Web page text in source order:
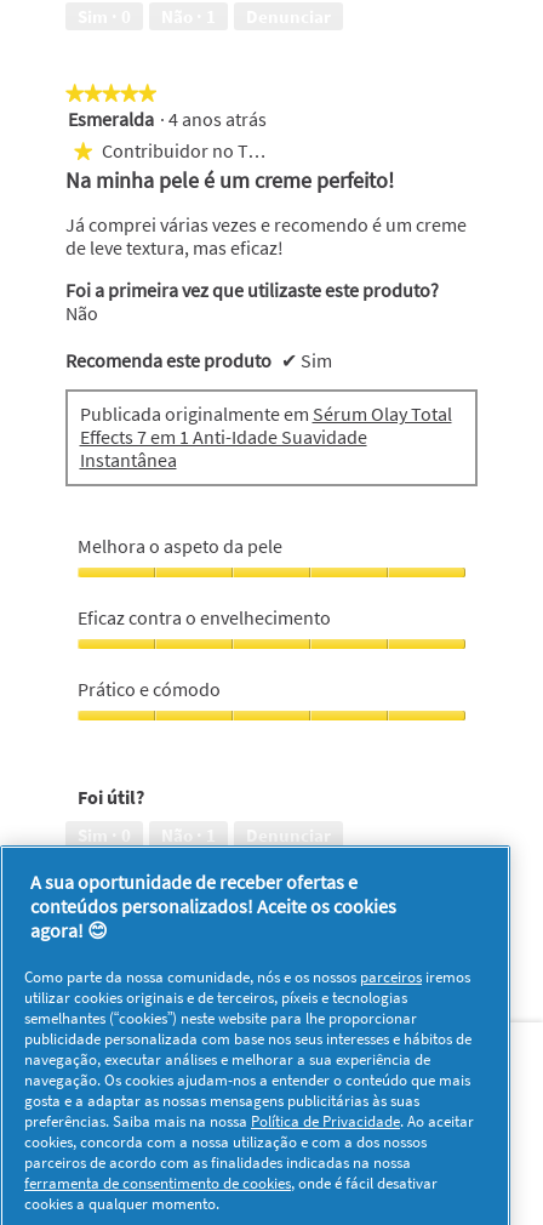
★★★★★
★★★★★
5
em
estrelas.
Esmeralda · 4 anos atrás
★ Contribuidor no Top 250
Na minha pele é um creme perfeito!
Já comprei várias vezes e recomendo é um creme
de leve textura, mas eficaz!
Foi a primeira vez que utilizaste este produto?
Não
Recomenda este produto ✔ Sim
Publicada originalmente em Sérum Olay Total
Effects 7 em 1 Anti-Idade Suavidade
Instantânea
Melhora o aspeto da pele
o
aspeto
da
pele,
5
em
Eficaz contra o envelhecimento
contra
o
envelhecimento,
5
Prático e cómodo
5
5
Foi útil?
Sim · 0 Não · 1 Denunciar
1–8 de 217 análises
Anterior
◄
Sobre nós Contacto Visitar www.pg.com
Redes Sociais
A sua oportunidade de receber ofertas e
conteúdos personalizados! Aceite os cookies
agora! 😊
Como parte da nossa comunidade, nós e os nossos parceiros iremos
utilizar cookies originais e de terceiros, píxeis e tecnologias
semelhantes (“cookies”) neste website para lhe proporcionar
publicidade personalizada com base nos seus interesses e hábitos de
navegação, executar análises e melhorar a sua experiência de
navegação. Os cookies ajudam-nos a entender o conteúdo que mais
gosta e a adaptar as nossas mensagens publicitárias às suas
preferências. Saiba mais na nossa Política de Privacidade. Ao aceitar
cookies, concorda com a nossa utilização e com a dos nossos
parceiros de acordo com as finalidades indicadas na nossa
ferramenta de consentimento de cookies, onde é fácil desativar
cookies a qualquer momento.